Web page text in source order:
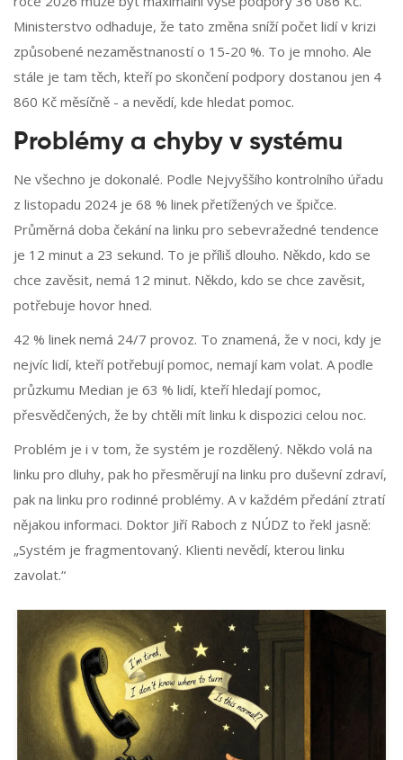
Ministerstvo odhaduje, že tato změna sníží počet lidí v krizi
způsobené nezaměstnaností o 15-20 %. To je mnoho. Ale
stále je tam těch, kteří po skončení podpory dostanou jen 4
860 Kč měsíčně - a nevědí, kde hledat pomoc.
Problémy a chyby v systému
Ne všechno je dokonalé. Podle Nejvyššího kontrolního úřadu
z listopadu 2024 je 68 % linek přetížených ve špičce.
Průměrná doba čekání na linku pro sebevražedné tendence
je 12 minut a 23 sekund. To je příliš dlouho. Někdo, kdo se
chce zavěsit, nemá 12 minut. Někdo, kdo se chce zavěsit,
potřebuje hovor hned.
42 % linek nemá 24/7 provoz. To znamená, že v noci, kdy je
nejvíc lidí, kteří potřebují pomoc, nemají kam volat. A podle
průzkumu Median je 63 % lidí, kteří hledají pomoc,
přesvědčených, že by chtěli mít linku k dispozici celou noc.
Problém je i v tom, že systém je rozdělený. Někdo volá na
linku pro dluhy, pak ho přesměrují na linku pro duševní zdraví,
pak na linku pro rodinné problémy. A v každém předání ztratí
nějakou informaci. Doktor Jiří Raboch z NÚDZ to řekl jasně:
„Systém je fragmentovaný. Klienti nevědí, kterou linku
zavolat.“